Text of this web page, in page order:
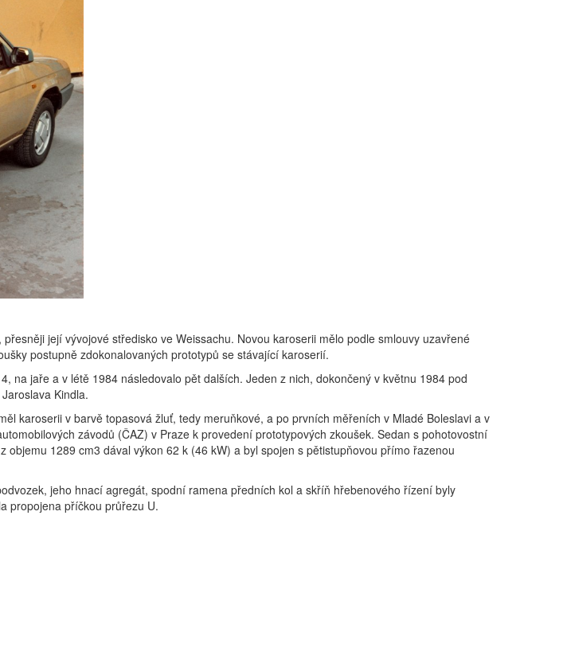
její vývojové středisko ve Weissachu. Novou karoserii mělo podle smlouvy uzavřené
postupně zdokonalovaných prototypů se stávající karoserií.
na jaře a v létě 1984 následovalo pět dalších. Jeden z nich, dokončený v květnu 1984 pod
Kindla.
karoserii v barvě topasová žluť, tedy meruňkové, a po prvních měřeních v Mladé Boleslavi a v
závodů (ČAZ) v Praze k provedení prototypových zkoušek. Sedan s pohotovostní
1289 cm3 dával výkon 62 k (46 kW) a byl spojen s pětistupňovou přímo řazenou
jeho hnací agregát, spodní ramena předních kol a skříň hřebenového řízení byly
propojena příčkou průřezu U.